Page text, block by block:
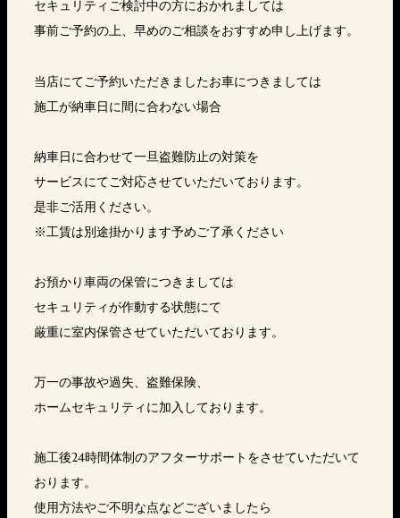
セキュリティご検討中の方におかれましては
事前ご予約の上、早めのご相談をおすすめ申し上げます。
当店にてご予約いただきましたお車につきましては
施工が納車日に間に合わない場合
納車日に合わせて一旦盗難防止の対策を
サービスにてご対応させていただいております。
是非ご活用ください。
※工賃は別途掛かります予めご了承ください
お預かり車両の保管につきましては
セキュリティが作動する状態にて
厳重に室内保管させていただいております。
万一の事故や過失、盗難保険、
ホームセキュリティに加入しております。
施工後24時間体制のアフターサポートをさせていただいて
おります。
使用方法やご不明な点などございましたら